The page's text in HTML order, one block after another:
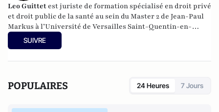
Leo Guittet est juriste de formation spécialisé en droit privé
et droit public de la santé au sein du Master 2 de Jean-Paul
Markus à l’Université de Versailles Saint-Quentin-en-
Yvelines, très intéressé par le domaine sanitaire,
notamment les questions relatives à l’ouverture des bases
SUIVRE
POPULAIRES 24 Heures 7 Jours